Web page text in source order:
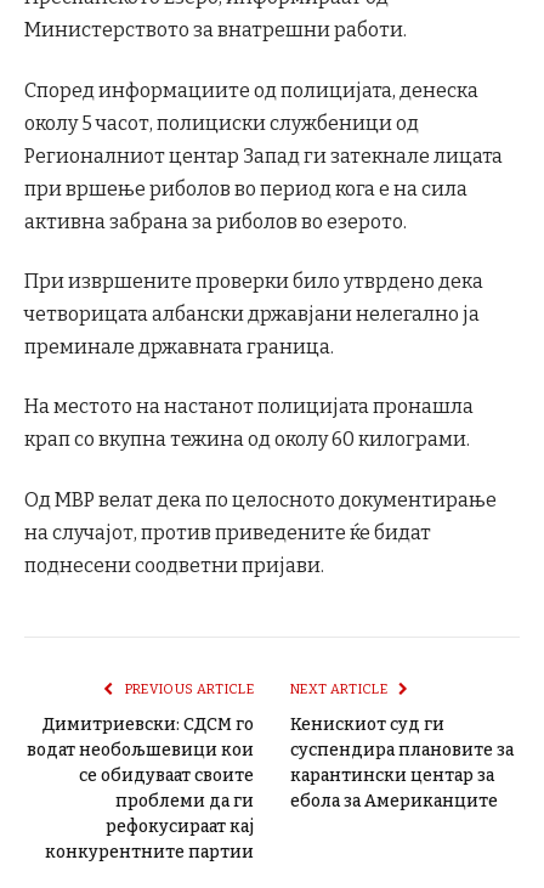
Министерството за внатрешни работи.
Според информациите од полицијата, денеска
околу 5 часот, полициски службеници од
Регионалниот центар Запад ги затекнале лицата
при вршење риболов во период кога е на сила
активна забрана за риболов во езерото.
При извршените проверки било утврдено дека
четворицата албански државјани нелегално ја
преминале државната граница.
На местото на настанот полицијата пронашла
крап со вкупна тежина од околу 60 килограми.
Од МВР велат дека по целосното документирање
на случајот, против приведените ќе бидат
поднесени соодветни пријави.
PREVIOUS ARTICLE
Димитриевски: СДСМ го
водат необољшевици кои
се обидуваат своите
проблеми да ги
рефокусираат кај
конкурентните партии
NEXT ARTICLE
Кенискиот суд ги
суспендира плановите за
карантински центар за
ебола за Американците